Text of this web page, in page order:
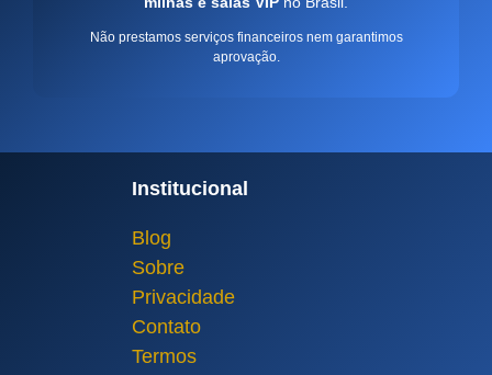
Não prestamos serviços financeiros nem garantimos
aprovação.
Institucional
Blog
Sobre
Privacidade
Contato
Termos